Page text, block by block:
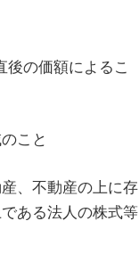
の価額によるこ
こと
、不動産の上に存
ある法人の株式等